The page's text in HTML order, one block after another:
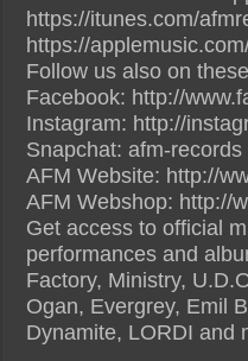
https://itunes.com/
https://
Follow us also on
Facebook: http://
Instagram: http://
Snapchat: afm-records
AFM Website: http://
AFM Webshop: http://
Get access to official
performances and
Factory, Ministry,
Ogan, Evergrey, Emil
Dynamite, LORDI and